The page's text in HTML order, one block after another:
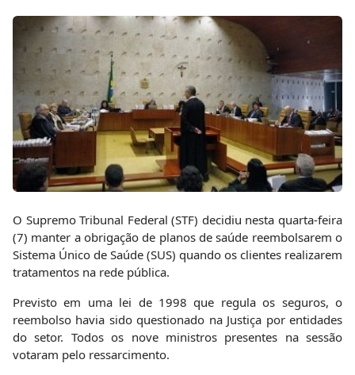
O Supremo Tribunal Federal (STF) decidiu nesta quarta-feira
(7) manter a obrigação de planos de saúde reembolsarem o
Sistema Único de Saúde (SUS) quando os clientes realizarem
tratamentos na rede pública.
Previsto em uma lei de 1998 que regula os seguros, o
reembolso havia sido questionado na Justiça por entidades
do setor. Todos os nove ministros presentes na sessão
votaram pelo ressarcimento.